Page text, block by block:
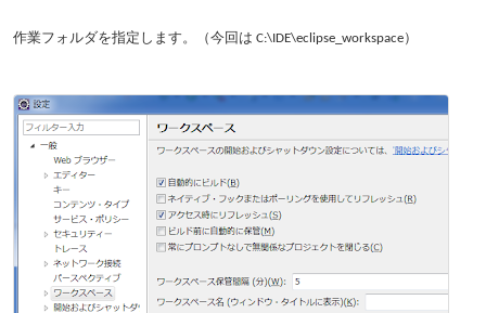
作業フォルダを指定します。（今回は C:\IDE\eclipse_workspace）